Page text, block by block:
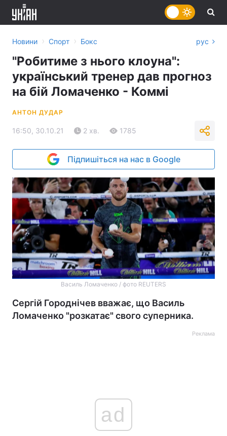
Новини › Спорт › Бокс рус
"Робитиме з нього клоуна":
український тренер дав прогноз
на бій Ломаченко - Коммі
АНТОН ДУДАР
16:50, 30.10.21 2 хв. 1785
Підпишіться на нас в Google
Василь Ломаченко / фото REUTERS
Сергій Городнічев вважає, що Василь
Ломаченко "розкатає" свого суперника.
Реклама
ad